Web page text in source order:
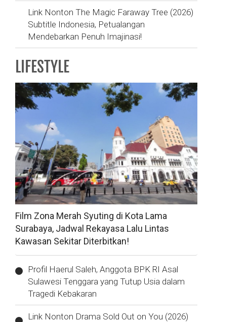
Link Nonton The Magic Faraway Tree (2026)
Subtitle Indonesia, Petualangan
Mendebarkan Penuh Imajinasi!
LIFESTYLE
Film Zona Merah Syuting di Kota Lama
Surabaya, Jadwal Rekayasa Lalu Lintas
Kawasan Sekitar Diterbitkan!
Profil Haerul Saleh, Anggota BPK RI Asal
Sulawesi Tenggara yang Tutup Usia dalam
Tragedi Kebakaran
Link Nonton Drama Sold Out on You (2026)